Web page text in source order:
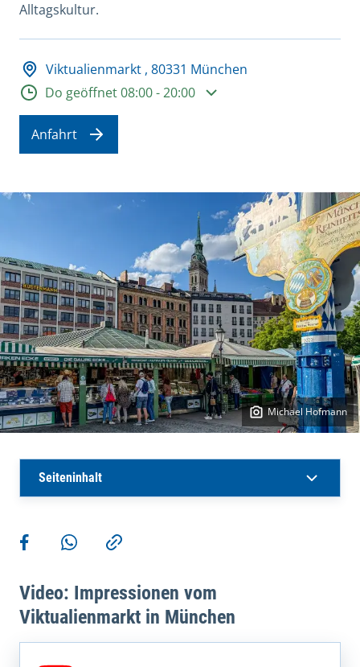
Alltagskultur.
Adresse und Öffnungszeiten
Viktualienmarkt , 80331 München
Öffnungszeiten
Do geöffnet 08:00 - 20:00
Anfahrt
Michael Hofmann
Seiteninhalt
Weitere Aktionen
Teilen auf Facebook
Teilen via WhatsApp
Kopieren
Video: Impressionen vom
Viktualienmarkt in München